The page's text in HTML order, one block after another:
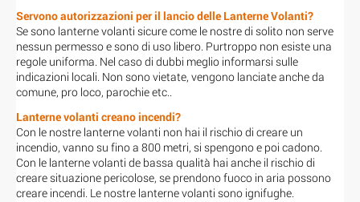
Servono autorizzazioni per il lancio delle Lanterne Volanti?
Se sono lanterne volanti sicure come le nostre di solito non serve
nessun permesso e sono di uso libero. Purtroppo non esiste una
regole uniforma. Nel caso di dubbi meglio informarsi sulle
indicazioni locali. Non sono vietate, vengono lanciate anche da
comune, pro loco, parochie etc..
Lanterne volanti creano incendi?
Con le nostre lanterne volanti non hai il rischio di creare un
incendio, vanno su fino a 800 metri, si spengono e poi cadono.
Con le lanterne volanti de bassa qualità hai anche il rischio di
creare situazione pericolose, se prendono fuoco in aria possono
creare incendi. Le nostre lanterne volanti sono ignifughe.